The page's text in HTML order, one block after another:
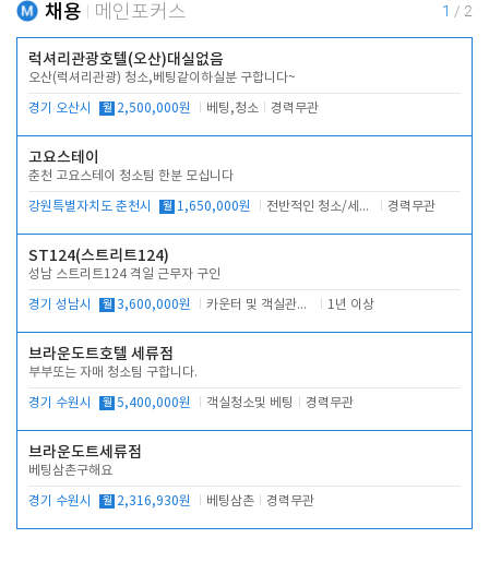
채용 메인포커스 1 / 2
럭셔리관광호텔(오산)대실없음
오산(럭셔리관광) 청소,베팅같이하실분 구합니다~
경기 오산시 월 2,500,000원 베팅,청소 경력무관
고요스테이
춘천 고요스테이 청소팀 한분 모십니다
강원특별자치도 춘천시 월 1,650,000원 전반적인 청소/세탁업무 경력무관
ST124(스트리트124)
성남 스트리트124 격일 근무자 구인
경기 성남시 월 3,600,000원 카운터 및 객실관리 전반 1년 이상
브라운도트호텔 세류점
부부또는 자매 청소팀 구합니다.
경기 수원시 월 5,400,000원 객실청소및 베팅 경력무관
브라운도트세류점
베팅삼촌구해요
경기 수원시 월 2,316,930원 베팅삼촌 경력무관